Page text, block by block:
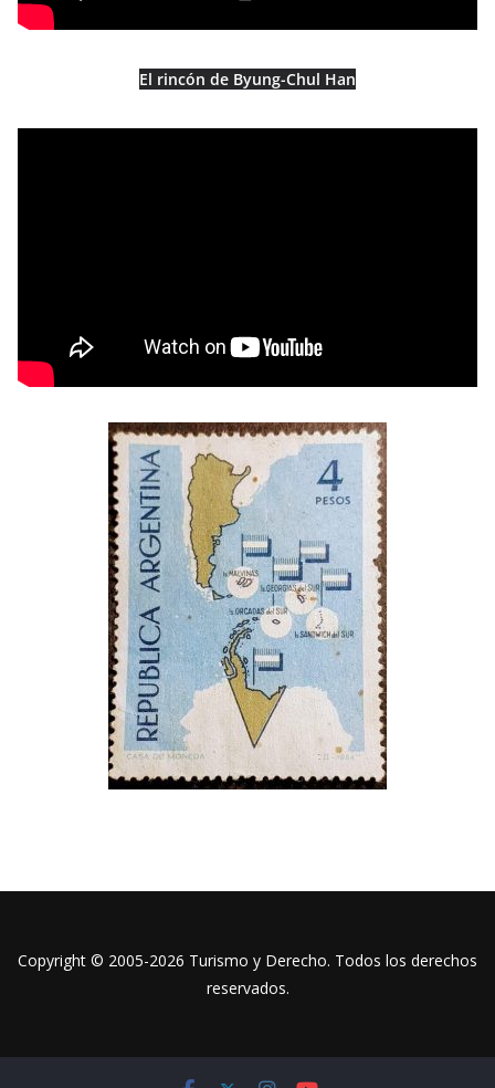
El rincón de Byung-Chul Han
Copyright © 2005-2026 Turismo y Derecho. Todos los derechos
reservados.